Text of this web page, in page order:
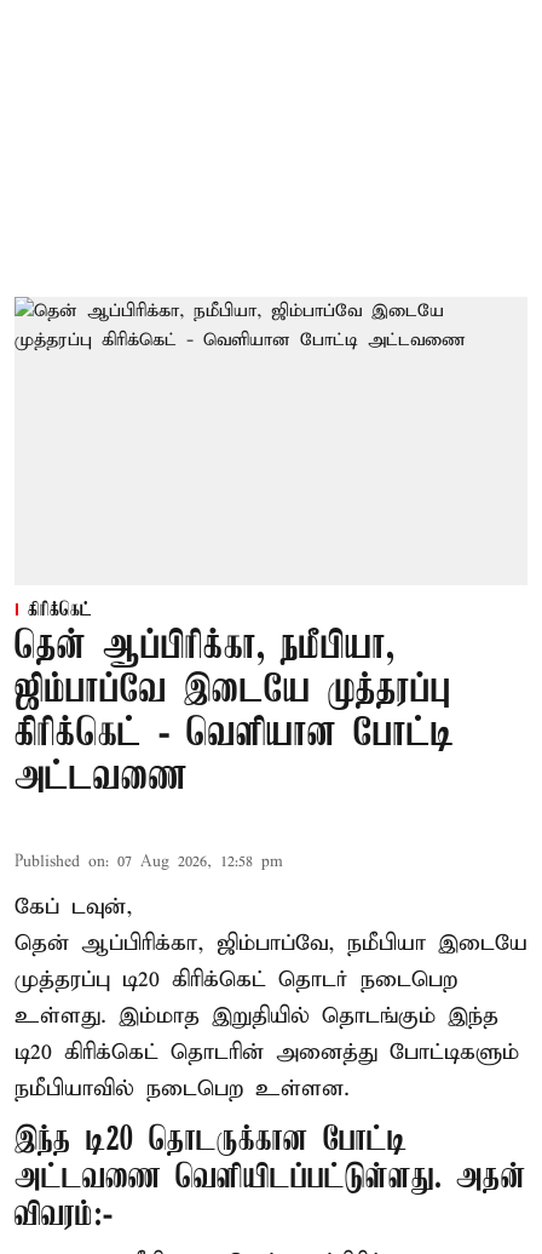
கிரிக்கெட்
தென் ஆப்பிரிக்கா, நமீபியா,
ஜிம்பாப்வே இடையே முத்தரப்பு
கிரிக்கெட் - வெளியான போட்டி
அட்டவணை
Published on: 07 Aug 2026, 12:58 pm
கேப் டவுன்,
தென் ஆப்பிரிக்கா, ஜிம்பாப்வே, நமீபியா இடையே
முத்தரப்பு டி20 கிரிக்கெட் தொடர் நடைபெற
உள்ளது. இம்மாத இறுதியில் தொடங்கும் இந்த
டி20 கிரிக்கெட் தொடரின் அனைத்து போட்டிகளும்
நமீபியாவில் நடைபெற உள்ளன.
இந்த டி20 தொடருக்கான போட்டி
அட்டவணை வெளியிடப்பட்டுள்ளது. அதன்
விவரம்:-